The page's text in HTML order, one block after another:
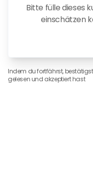
Bitte fülle dieses
einschätzen
Indem du fortfährst,
gelesen und akzeptiert hast